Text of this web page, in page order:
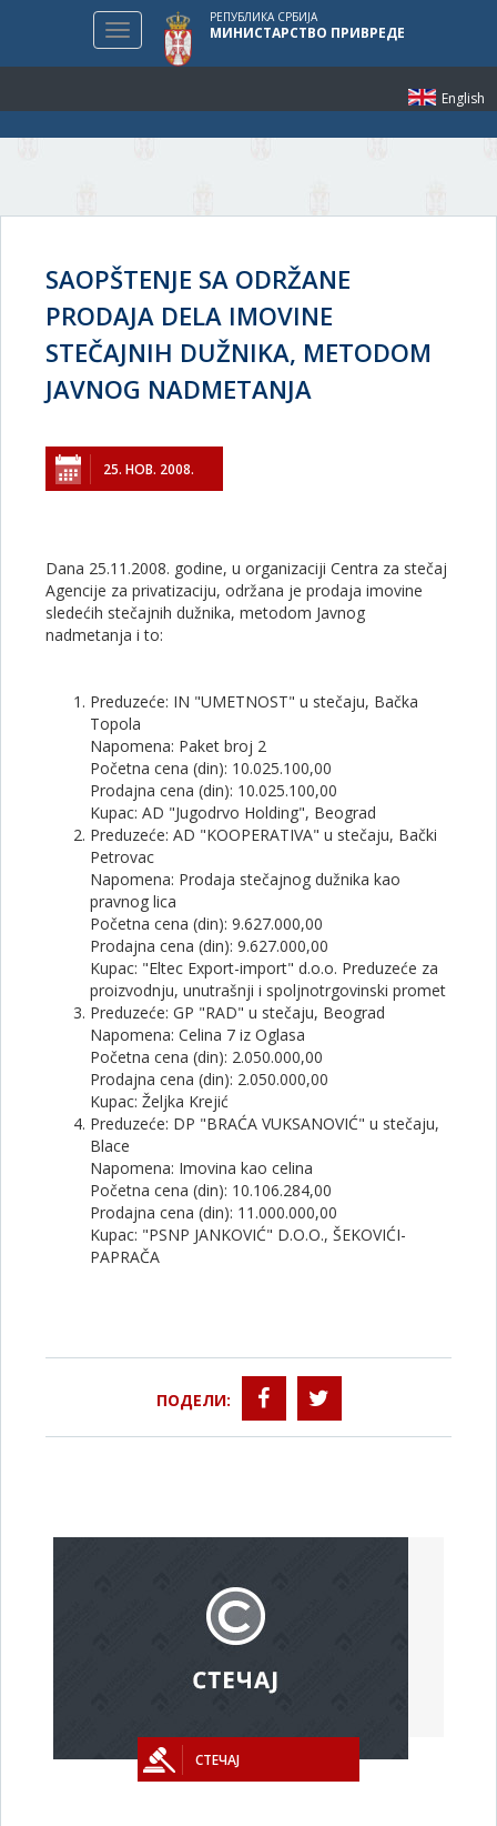
English
Toggle
navigation
РЕПУБЛИКА СРБИЈА
МИНИСТАРСТВО ПРИВРЕДЕ
SAOPŠTENJE SA ODRŽANE
PRODAJA DELA IMOVINE
STEČAJNIH DUŽNIKA, METODOM
JAVNOG NADMETANJA
25. НОВ. 2008.
Dana 25.11.2008. godine, u organizaciji Centra za stečaj
Agencije za privatizaciju, održana je prodaja imovine
sledećih stečajnih dužnika, metodom Javnog
nadmetanja i to:
Preduzeće: IN "UMETNOST" u stečaju, Bačka
Topola
Napomena: Paket broj 2
Početna cena (din): 10.025.100,00
Prodajna cena (din): 10.025.100,00
Kupac: AD "Jugodrvo Holding", Beograd
Preduzeće: AD "KOOPERATIVA" u stečaju, Bački
Petrovac
Napomena: Prodaja stečajnog dužnika kao
pravnog lica
Početna cena (din): 9.627.000,00
Prodajna cena (din): 9.627.000,00
Kupac: "Eltec Export-import" d.o.o. Preduzeće za
proizvodnju, unutrašnji i spoljnotrgovinski promet
Preduzeće: GP "RAD" u stečaju, Beograd
Napomena: Celina 7 iz Oglasa
Početna cena (din): 2.050.000,00
Prodajna cena (din): 2.050.000,00
Kupac: Željka Krejić
Preduzeće: DP "BRAĆA VUKSANOVIĆ" u stečaju,
Blace
Napomena: Imovina kao celina
Početna cena (din): 10.106.284,00
Prodajna cena (din): 11.000.000,00
Kupac: "PSNP JANKOVIĆ" D.O.O., ŠEKOVIĆI-
PAPRAČA
ПОДЕЛИ:
СТЕЧАЈ